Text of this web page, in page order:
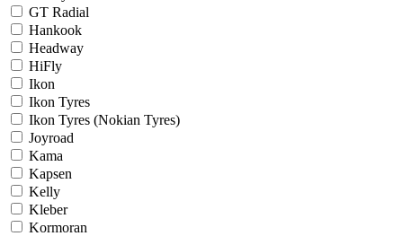
GT Radial
Hankook
Headway
HiFly
Ikon
Ikon Tyres
Ikon Tyres (Nokian Tyres)
Joyroad
Kama
Kapsen
Kelly
Kleber
Kormoran